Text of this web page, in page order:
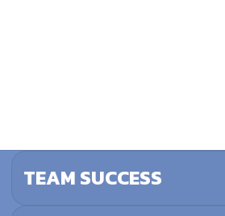
TEAM SUCCESS